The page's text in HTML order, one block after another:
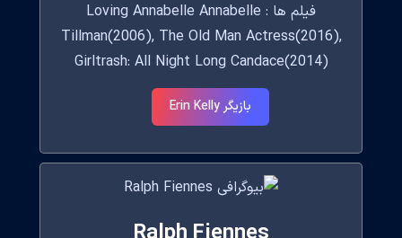
فیلم ها : Loving Annabelle Annabelle
Tillman(2006), The Old Man Actress(2016),
Girltrash: All Night Long Candace(2014)
بازیگر Erin Kelly